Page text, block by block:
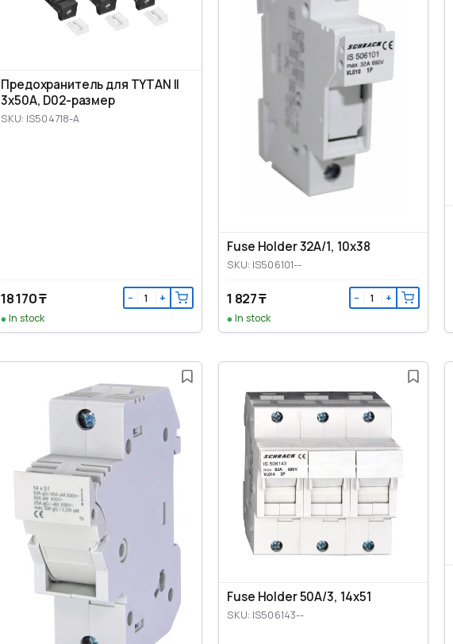
Предохранитель для TYTAN II
3x50A, D02-размер
SKU: IS504718-A
18 170 ₸ − +
In stock
Fuse Holder 32A/1, 10x38
SKU: IS506101--
1 827 ₸ − +
In stock
Fuse Holder 50A/3, 14x51
SKU: IS506143--